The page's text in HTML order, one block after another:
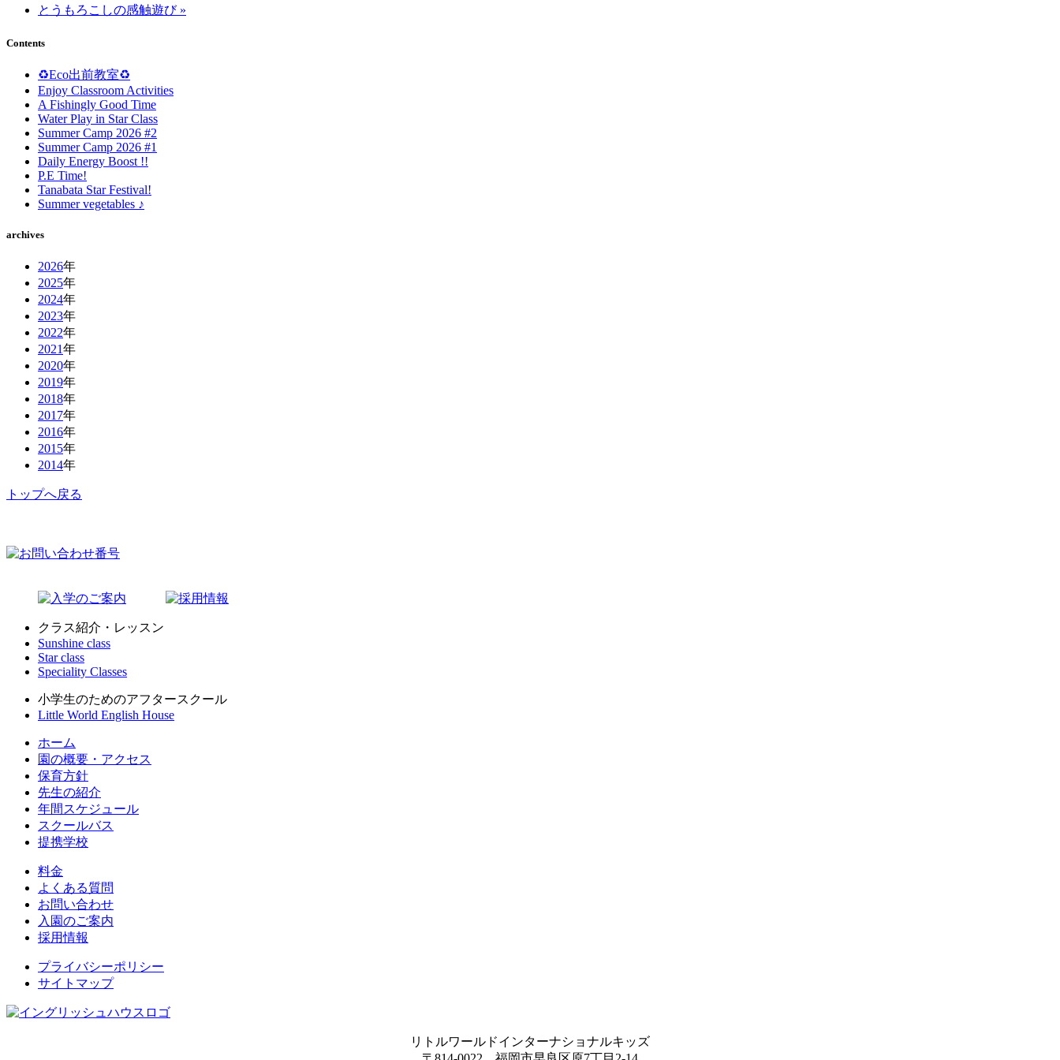
とうもろこしの感触遊び »
Contents
♻️Eco出前教室♻️
Enjoy Classroom Activities
A Fishingly Good Time
Water Play in Star Class
Summer Camp 2026 #2
Summer Camp 2026 #1
Daily Energy Boost !!
P.E Time!
Tanabata Star Festival!
Summer vegetables ♪
archives
2026年
2025年
2024年
2023年
2022年
2021年
2020年
2019年
2018年
2017年
2016年
2015年
2014年
トップへ戻る
クラス紹介・レッスン
Sunshine class
Star class
Speciality Classes
小学生のためのアフタースクール
Little World English House
ホーム
園の概要・アクセス
保育方針
先生の紹介
年間スケジュール
スクールバス
提携学校
料金
よくある質問
お問い合わせ
入園のご案内
採用情報
プライバシーポリシー
サイトマップ
リトルワールドインターナショナルキッズ